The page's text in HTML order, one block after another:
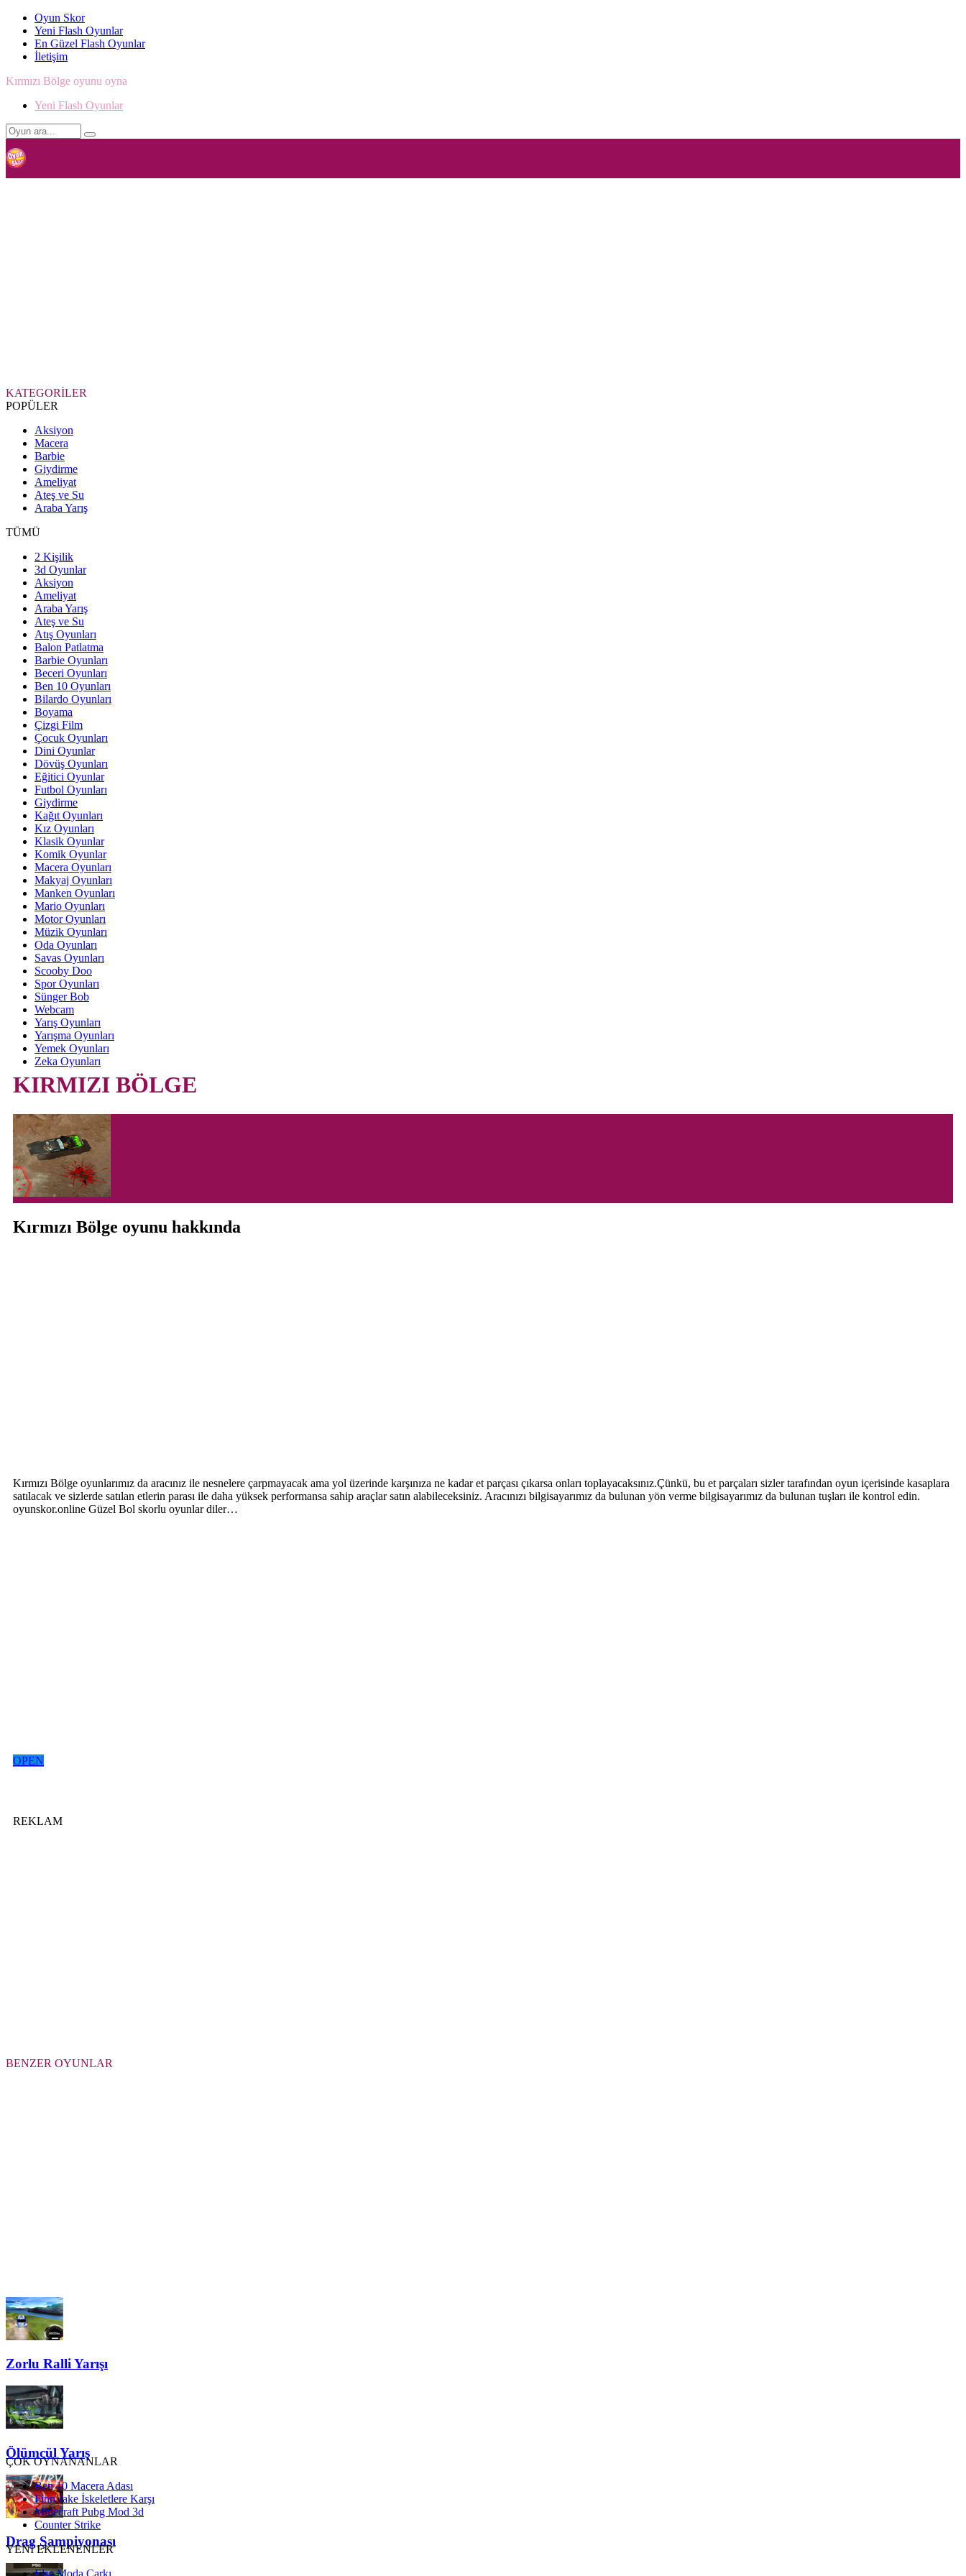
Oyun Skor
Yeni Flash Oyunlar
En Güzel Flash Oyunlar
İletişim
Kırmızı Bölge oyunu oyna
Yeni Flash Oyunlar
KATEGORİLER
POPÜLER
Aksiyon
Macera
Barbie
Giydirme
Ameliyat
Ateş ve Su
Araba Yarış
TÜMÜ
2 Kişilik
3d Oyunlar
Aksiyon
Ameliyat
Araba Yarış
Ateş ve Su
Atış Oyunları
Balon Patlatma
Barbie Oyunları
Beceri Oyunları
Ben 10 Oyunları
Bilardo Oyunları
Boyama
Çizgi Film
Çocuk Oyunları
Dini Oyunlar
Dövüş Oyunları
Eğitici Oyunlar
Futbol Oyunları
Giydirme
Kağıt Oyunları
Kız Oyunları
Klasik Oyunlar
Komik Oyunlar
Macera Oyunları
Makyaj Oyunları
Manken Oyunları
Mario Oyunları
Motor Oyunları
Müzik Oyunları
Oda Oyunları
Savas Oyunları
Scooby Doo
Spor Oyunları
Sünger Bob
Webcam
Yarış Oyunları
Yarışma Oyunları
Yemek Oyunları
Zeka Oyunları
KIRMIZI BÖLGE
Kırmızı Bölge oyunu hakkında
Kırmızı Bölge oyunlarımız da aracınız ile nesnelere çarpmayacak ama yol üzerinde karşınıza ne kadar et parçası çıkarsa onları toplayacaksınız.Çünkü, bu et parçaları sizler tarafından oyun içerisinde kasaplara
satılacak ve sizlerde satılan etlerin parası ile daha yüksek performansa sahip araçlar satın alabileceksiniz. Aracınızı bilgisayarımız da bulunan yön verme bilgisayarımız da bulunan tuşları ile kontrol edin.
oyunskor.online Güzel Bol skorlu oyunlar diler…
OPEN
REKLAM
BENZER OYUNLAR
Zorlu Ralli Yarışı
Ölümcül Yarış
Drag Şampiyonası
ÇOK OYNANANLAR
Ben 10 Macera Adası
Finn Jake İskeletlere Karşı
Minecraft Pubg Mod 3d
Counter Strike
YENİ EKLENENLER
Elsa Moda Çarkı